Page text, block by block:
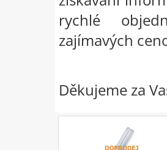
rychlé
zajímavých
Děkujeme za